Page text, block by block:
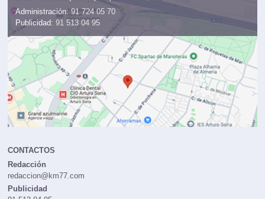
Administración: 91 724 05 70
Publicidad: 91 513 04 95
CONTACTOS
Redacción
redaccion@km77.com
Publicidad